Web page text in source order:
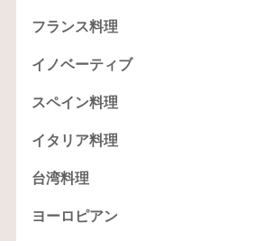
フランス料理
イノベーティブ
スペイン料理
イタリア料理
台湾料理
ヨーロピアン